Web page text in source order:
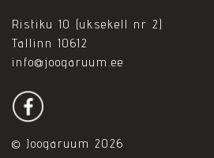
Ristiku 10 (uksekell nr 2)
Tallinn 10612
info@joogaruum.ee
© Joogaruum 2026